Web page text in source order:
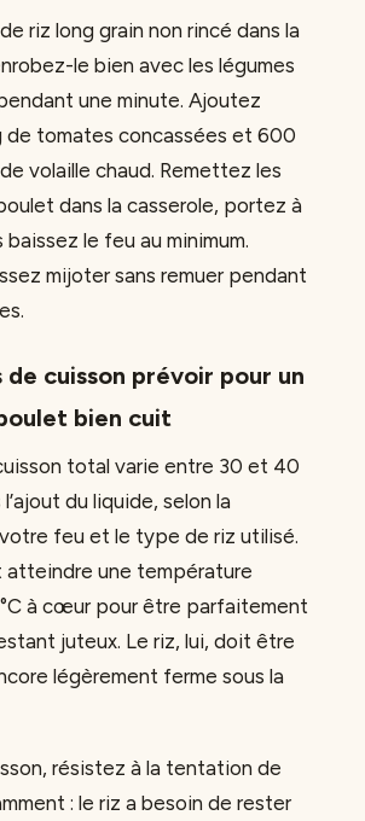
riz long grain non rincé dans la
le bien avec les légumes
une minute. Ajoutez
tomates concassées et 600
volaille chaud. Remettez les
dans la casserole, portez à
le feu au minimum.
mijoter sans remuer pendant
de cuisson prévoir pour un
bien cuit
total varie entre 30 et 40
du liquide, selon la
feu et le type de riz utilisé.
une température
à cœur pour être parfaitement
juteux. Le riz, lui, doit être
légèrement ferme sous la
résistez à la tentation de
: le riz a besoin de rester